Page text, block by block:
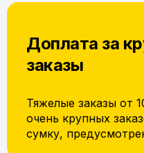
Доплата за
заказы
Тяжелые заказы от
очень крупных
сумку,